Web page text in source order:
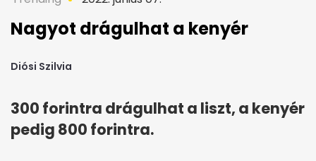
Nagyot drágulhat a kenyér
Diósi Szilvia
300 forintra drágulhat a liszt, a kenyér
pedig 800 forintra.